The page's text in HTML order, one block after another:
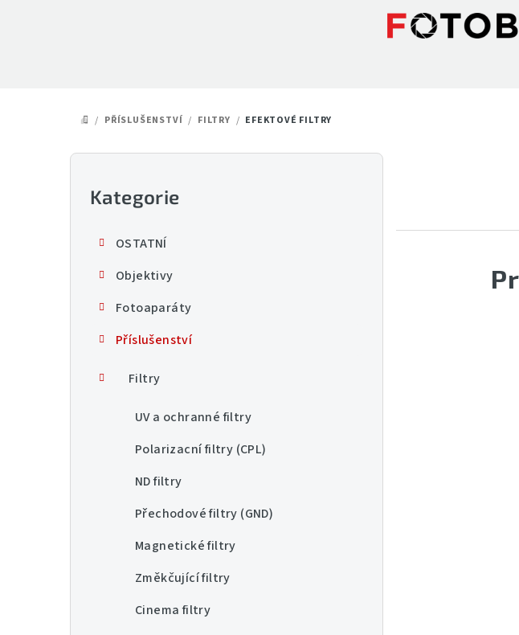
DOMŮ
/ PŘÍSLUŠENSTVÍ / FILTRY / EFEKTOVÉ FILTRY
P
Přeskočit
kategorie
Kategorie
OSTATNÍ
Objektivy
Fotoaparáty
Příslušenství
Filtry
UV a ochranné filtry
Polarizacní filtry (CPL)
ND filtry
Přechodové filtry (GND)
Magnetické filtry
Změkčující filtry
Cinema filtry